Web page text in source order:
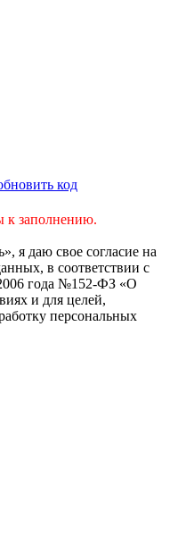
код
к заполнению.
я даю свое согласие на
в соответствии с
года №152-ФЗ «О
и для целей,
персональных